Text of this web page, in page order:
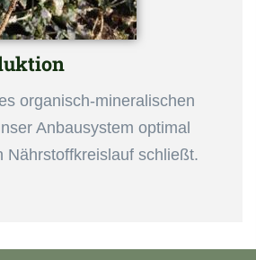
organisch-mineralischen
Anbausystem optimal
Nährstoffkreislauf schließt.